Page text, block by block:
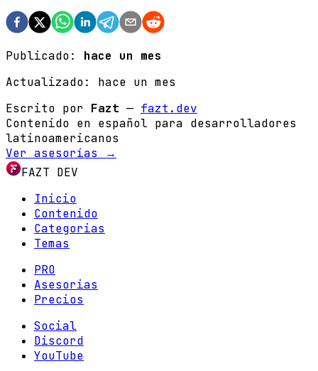
Publicado:
hace un mes
Actualizado: hace un mes
Escrito por Fazt — fazt.dev
Contenido en español para desarrolladores
latinoamericanos
Ver asesorías →
FAZT DEV
Inicio
Contenido
Categorias
Temas
PRO
Asesorias
Precios
Social
Discord
YouTube